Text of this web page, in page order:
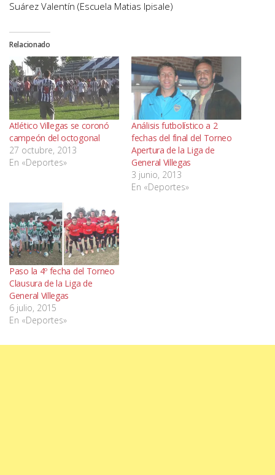
Suárez Valentín (Escuela Matias Ipisale)
Relacionado
Atlético Villegas se coronó
campeón del octogonal
27 octubre, 2013
En «Deportes»
Análisis futbolístico a 2
fechas del final del Torneo
Apertura de la Liga de
General Villegas
3 junio, 2013
En «Deportes»
Paso la 4º fecha del Torneo
Clausura de la Liga de
General Villegas
6 julio, 2015
En «Deportes»